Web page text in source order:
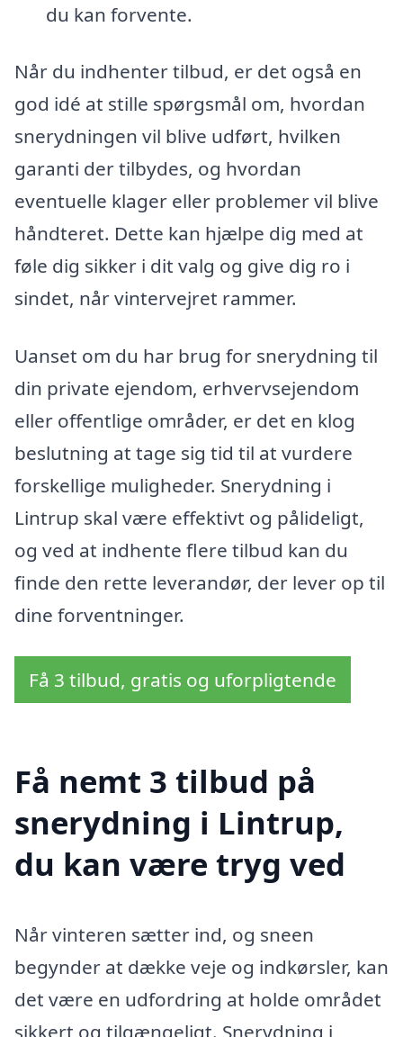
du kan forvente.
Når du indhenter tilbud, er det også en
god idé at stille spørgsmål om, hvordan
snerydningen vil blive udført, hvilken
garanti der tilbydes, og hvordan
eventuelle klager eller problemer vil blive
håndteret. Dette kan hjælpe dig med at
føle dig sikker i dit valg og give dig ro i
sindet, når vintervejret rammer.
Uanset om du har brug for snerydning til
din private ejendom, erhvervsejendom
eller offentlige områder, er det en klog
beslutning at tage sig tid til at vurdere
forskellige muligheder. Snerydning i
Lintrup skal være effektivt og pålideligt,
og ved at indhente flere tilbud kan du
finde den rette leverandør, der lever op til
dine forventninger.
Få 3 tilbud, gratis og uforpligtende
Få nemt 3 tilbud på
snerydning i Lintrup,
du kan være tryg ved
Når vinteren sætter ind, og sneen
begynder at dække veje og indkørsler, kan
det være en udfordring at holde området
sikkert og tilgængeligt. Snerydning i